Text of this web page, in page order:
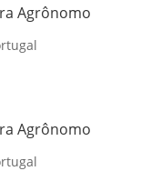
Agrônomo
Agrônomo